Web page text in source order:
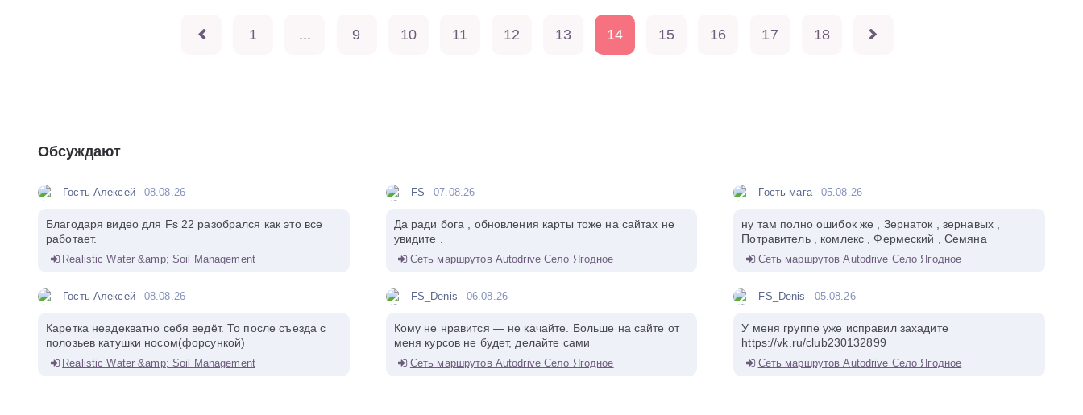
1 ... 9 10 11 12 13 14 15 16 17 18
Обсуждают
Гость Алексей 08.08.26
Благодаря видео для Fs 22 разобрался как это все
работает.
Realistic Water &amp; Soil Management
Гость Алексей 08.08.26
Каретка неадекватно себя ведёт. То после съезда с
полозьев катушки носом(форсункой)
Realistic Water &amp; Soil Management
FS 07.08.26
Да ради бога , обновления карты тоже на сайтах не
увидите .
Сеть маршрутов Autodrive Село Ягодное
FS_Denis 06.08.26
Кому не нравится — не качайте. Больше на сайте от
меня курсов не будет, делайте сами
Сеть маршрутов Autodrive Село Ягодное
Гость мага 05.08.26
ну там полно ошибок же , Зернаток , зернавых ,
Потравитель , комлекс , Фермеский , Семяна
Сеть маршрутов Autodrive Село Ягодное
FS_Denis 05.08.26
У меня группе уже исправил захадите
https://vk.ru/club230132899
Сеть маршрутов Autodrive Село Ягодное